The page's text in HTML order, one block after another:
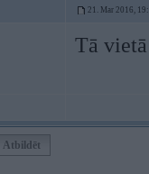
21. Mar 2016,
Tā
Atbildēt